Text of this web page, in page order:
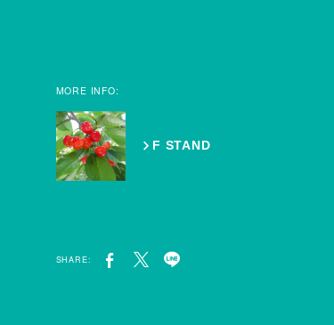
MORE INFO:
F STAND
SHARE: